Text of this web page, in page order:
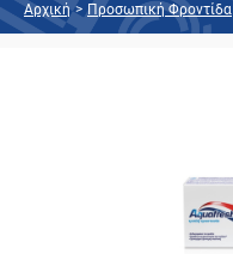
Αρχική > Προσωπική Φροντίδα